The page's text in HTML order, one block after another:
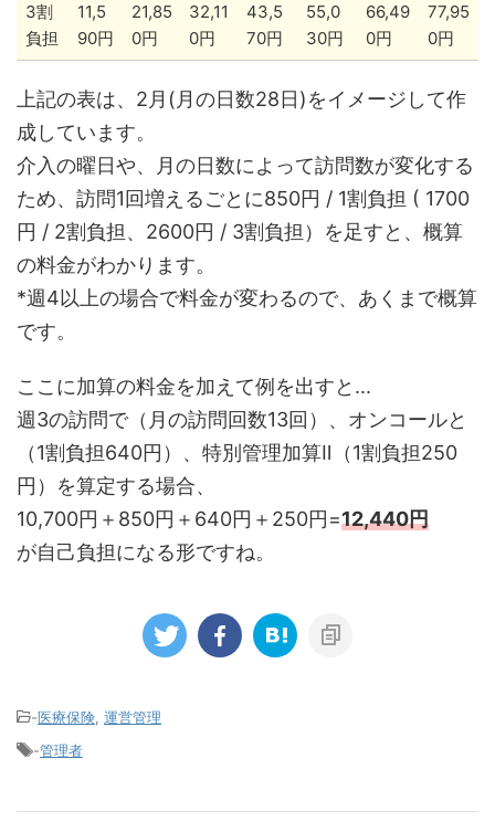
3割
負担
11,5
90円
21,85
0円
32,11
0円
43,5
70円
55,0
30円
66,49
0円
77,95
0円
上記の表は、2月(月の日数28日)をイメージして作
成しています。
介入の曜日や、月の日数によって訪問数が変化する
ため、訪問1回増えるごとに850円 / 1割負担 ( 1700
円 / 2割負担、2600円 / 3割負担）を足すと、概算
の料金がわかります。
*週4以上の場合で料金が変わるので、あくまで概算
です。
ここに加算の料金を加えて例を出すと...
週3の訪問で（月の訪問回数13回）、オンコールと
（1割負担640円）、特別管理加算Ⅱ（1割負担250
円）を算定する場合、
10,700円＋850円＋640円＋250円=12,440円
が自己負担になる形ですね。
-医療保険 運営管理
-管理者